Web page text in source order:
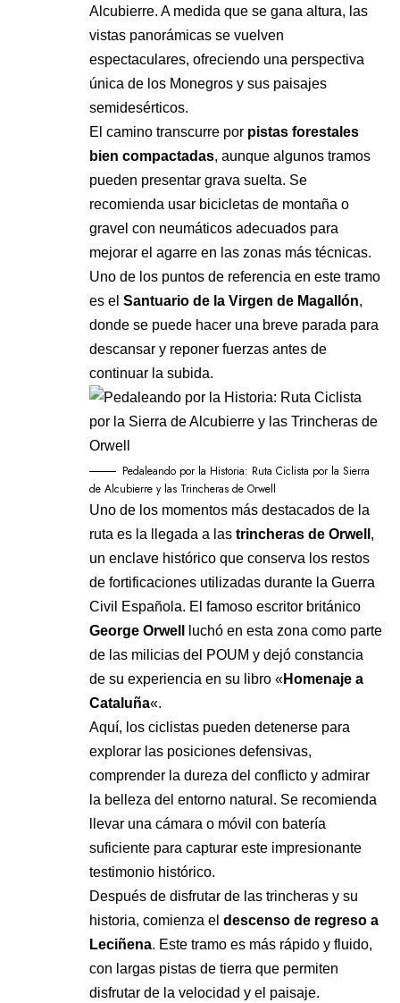
Alcubierre. A medida que se gana altura, las
vistas panorámicas se vuelven
espectaculares, ofreciendo una perspectiva
única de los Monegros y sus paisajes
semidesérticos.
El camino transcurre por pistas forestales
bien compactadas, aunque algunos tramos
pueden presentar grava suelta. Se
recomienda usar bicicletas de montaña o
gravel con neumáticos adecuados para
mejorar el agarre en las zonas más técnicas.
Uno de los puntos de referencia en este tramo
es el Santuario de la Virgen de Magallón,
donde se puede hacer una breve parada para
descansar y reponer fuerzas antes de
continuar la subida.
Pedaleando por la Historia: Ruta Ciclista por la Sierra
de Alcubierre y las Trincheras de Orwell
Uno de los momentos más destacados de la
ruta es la llegada a las trincheras de Orwell ,
un enclave histórico que conserva los restos
de fortificaciones utilizadas durante la Guerra
Civil Española. El famoso escritor británico
George Orwell
luchó en esta zona como parte
de las milicias del POUM y dejó constancia
de su experiencia en su libro «Homenaje a
Cataluña«.
Aquí, los ciclistas pueden detenerse para
explorar las posiciones defensivas,
comprender la dureza del conflicto y admirar
la belleza del entorno natural. Se recomienda
llevar una cámara o móvil con batería
suficiente para capturar este impresionante
testimonio histórico.
Después de disfrutar de las trincheras y su
historia, comienza el descenso de regreso a
Leciñena. Este tramo es más rápido y fluido,
con largas pistas de tierra que permiten
disfrutar de la velocidad y el paisaje.